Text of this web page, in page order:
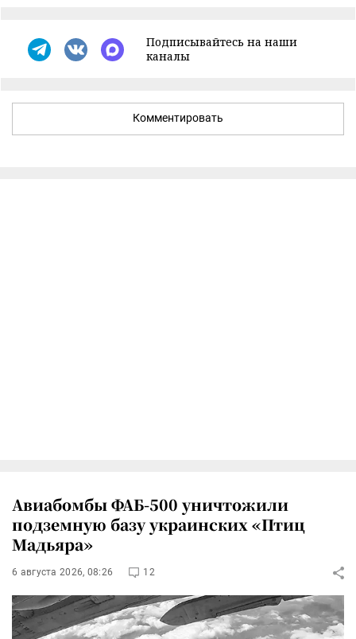
Подписывайтесь на наши
каналы
Комментировать
Авиабомбы ФАБ-500 уничтожили
подземную базу украинских «Птиц
Мадьяра»
6 августа 2026, 08:26 12